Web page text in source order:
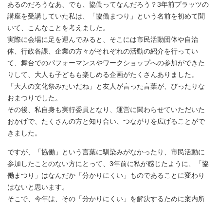
あるのだろうなあ、でも、協働ってなんだろう？3年前プラッツの
講座を受講していた私は、「協働まつり」という名前を初めて聞
いて、こんなことを考えました。
実際に会場に足を運んでみると、そこには市民活動団体や自治
体、行政各課、企業の方々がそれぞれの活動の紹介を行ってい
て、舞台でのパフォーマンスやワークショップへの参加ができた
りして、大人も子どもも楽しめる企画がたくさんありました。
「大人の文化祭みたいだね」と友人が言った言葉が、ぴったりな
おまつりでした。
その後、私自身も実行委員となり、運営に関わらせていただいた
おかげで、たくさんの方と知り合い、つながりを広げることがで
きました。
ですが、「協働」という言葉に馴染みがなかったり、市民活動に
参加したことのない方にとって、3年前に私が感じたように、「協
働まつり」はなんだか「分かりにくい」ものであることに変わり
はないと思います。
そこで、今年は、その「分かりにくい」を解決するために案内所